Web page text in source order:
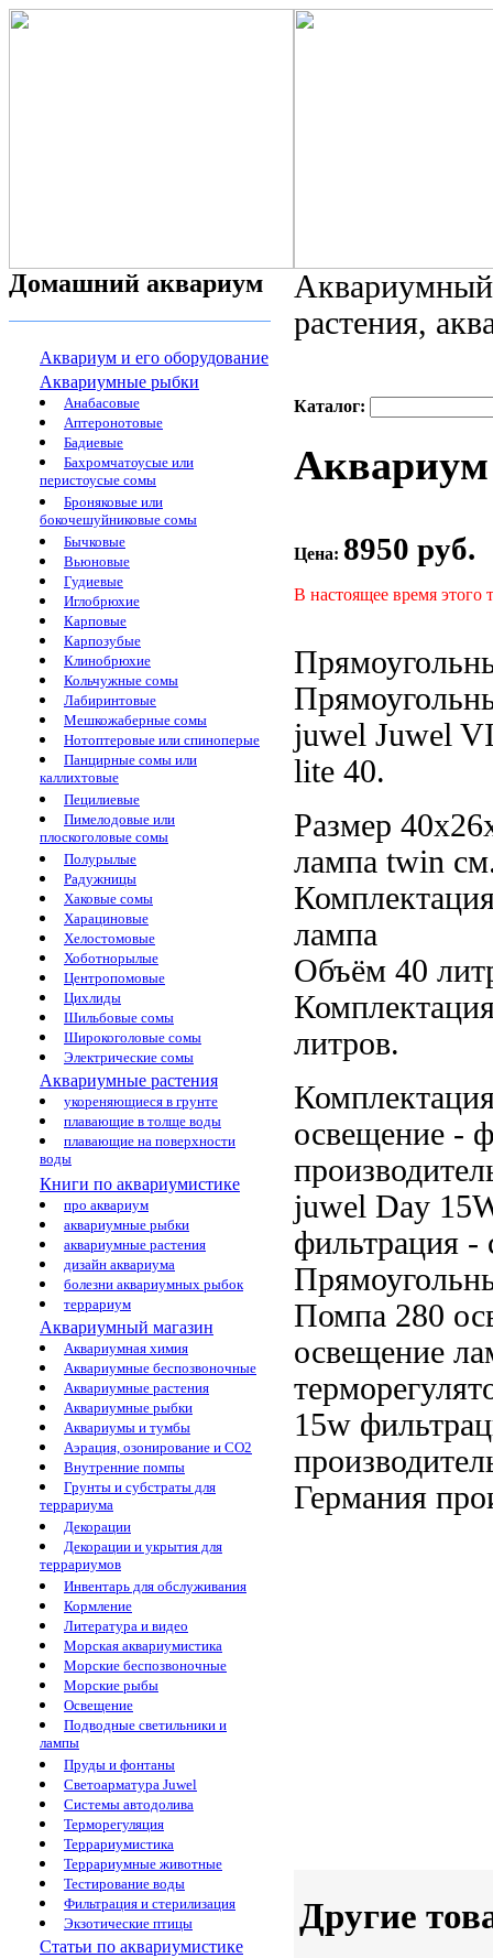
Домашний аквариум
Аквариум и его оборудование
Аквариумные рыбки
Анабасовые
Аптеронотовые
Бадиевые
Бахромчатоусые или
перистоусые сомы
Броняковые или
бокочешуйниковые сомы
Бычковые
Вьюновые
Гудиевые
Иглобрюхие
Карповые
Карпозубые
Клинобрюхие
Кольчужные сомы
Лабиринтовые
Мешкожаберные сомы
Нотоптеровые или спиноперые
Панцирные сомы или
каллихтовые
Пецилиевые
Пимелодовые или
плоскоголовые сомы
Полурылые
Радужницы
Хаковые сомы
Харациновые
Хелостомовые
Хоботнорылые
Центропомовые
Цихлиды
Шильбовые сомы
Широкоголовые сомы
Электрические сомы
Аквариумные растения
укореняющиеся в грунте
плавающие в толще воды
плавающие на поверхности
воды
Книги по аквариумистике
про аквариум
аквариумные рыбки
аквариумные растения
дизайн аквариума
болезни аквариумных рыбок
террариум
Аквариумный магазин
Аквариумная химия
Аквариумные беспозвоночные
Аквариумные растения
Аквариумные рыбки
Аквариумы и тумбы
Аэрация, озонирование и CO2
Внутренние помпы
Грунты и субстраты для
террариума
Декорации
Декорации и укрытия для
террариумов
Инвентарь для обслуживания
Кормление
Литература и видео
Морская аквариумистика
Морские беспозвоночные
Морские рыбы
Освещение
Подводные светильники и
лампы
Пруды и фонтаны
Светоарматура Juwel
Системы автодолива
Терморегуляция
Террариумистика
Террариумные животные
Тестирование воды
Фильтрация и стерилизация
Экзотические птицы
Статьи по аквариумистике
растения,
Каталог:
Цена: 8950 руб.
В настоящее время этого
juwel Juwel
lite 40.
Размер
лампа twin
лампа
Объём 40
литров.
освещение -
juwel Day
фильтрация -
Помпа 280
освещение
15w
Германия
Другие